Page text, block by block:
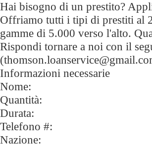
Hai bisogno di un prestito?
Offriamo tutti i tipi di prestiti al
gamme di 5.000 verso l'alto.
Rispondi tornare a noi con il
Informazioni necessarie
Nome:
Quantità:
Durata:
Telefono #:
Nazione: